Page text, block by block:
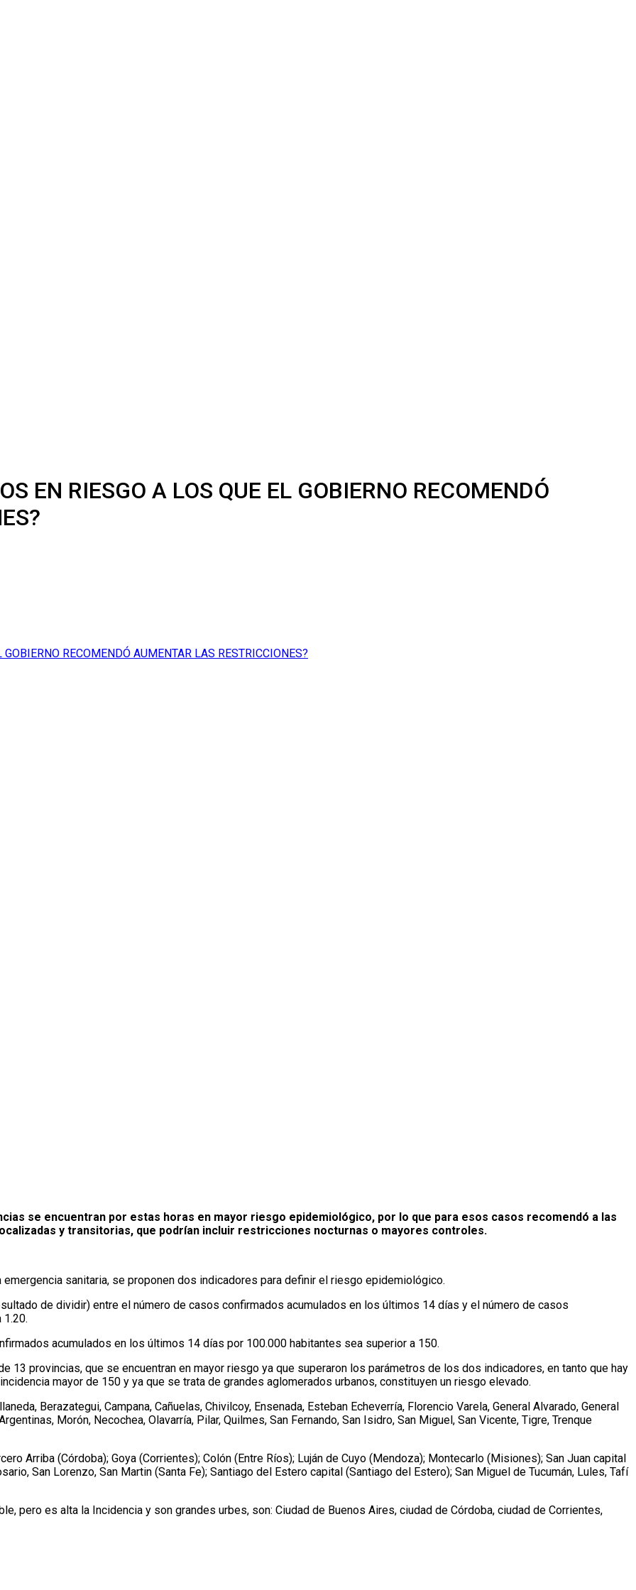
EN RIESGO A LOS QUE EL GOBIERNO RECOMENDÓ
se encuentran por estas horas en mayor riesgo epidemiológico, por lo que para esos casos recomendó a las
y transitorias, que podrían incluir restricciones nocturnas o mayores controles.
sanitaria, se proponen dos indicadores para definir el riesgo epidemiológico.
de dividir) entre el número de casos confirmados acumulados en los últimos 14 días y el número de casos
acumulados en los últimos 14 días por 100.000 habitantes sea superior a 150.
provincias, que se encuentran en mayor riesgo ya que superaron los parámetros de los dos indicadores, en tanto que hay
mayor de 150 y ya que se trata de grandes aglomerados urbanos, constituyen un riesgo elevado.
Berazategui, Campana, Cañuelas, Chivilcoy, Ensenada, Esteban Echeverría, Florencio Varela, General Alvarado, General
Morón, Necochea, Olavarría, Pilar, Quilmes, San Fernando, San Isidro, San Miguel, San Vicente, Tigre, Trenque
Arriba (Córdoba); Goya (Corrientes); Colón (Entre Ríos); Luján de Cuyo (Mendoza); Montecarlo (Misiones); San Juan capital
San Lorenzo, San Martin (Santa Fe); Santiago del Estero capital (Santiago del Estero); San Miguel de Tucumán, Lules, Tafí
es alta la Incidencia y son grandes urbes, son: Ciudad de Buenos Aires, ciudad de Córdoba, ciudad de Corrientes,